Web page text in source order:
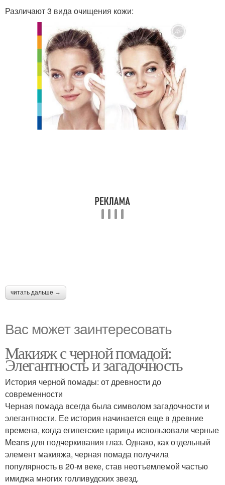
Различают 3 вида очищения кожи:
читать дальше →
Вас может заинтересовать
Макияж с черной помадой:
Элегантность и загадочность
История черной помады: от древности до
современности
Черная помада всегда была символом загадочности и
элегантности. Ее история начинается еще в древние
времена, когда египетские царицы использовали черные
Means для подчеркивания глаз. Однако, как отдельный
элемент макияжа, черная помада получила
популярность в 20-м веке, став неотъемлемой частью
имиджа многих голливудских звезд.